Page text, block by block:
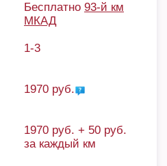
Бесплатно 93-й км
МКАД
1-3
1970 руб.
1970 руб. + 50 руб.
за каждый км